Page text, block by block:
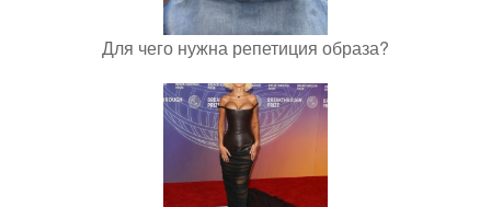
Для чего нужна репетиция образа?